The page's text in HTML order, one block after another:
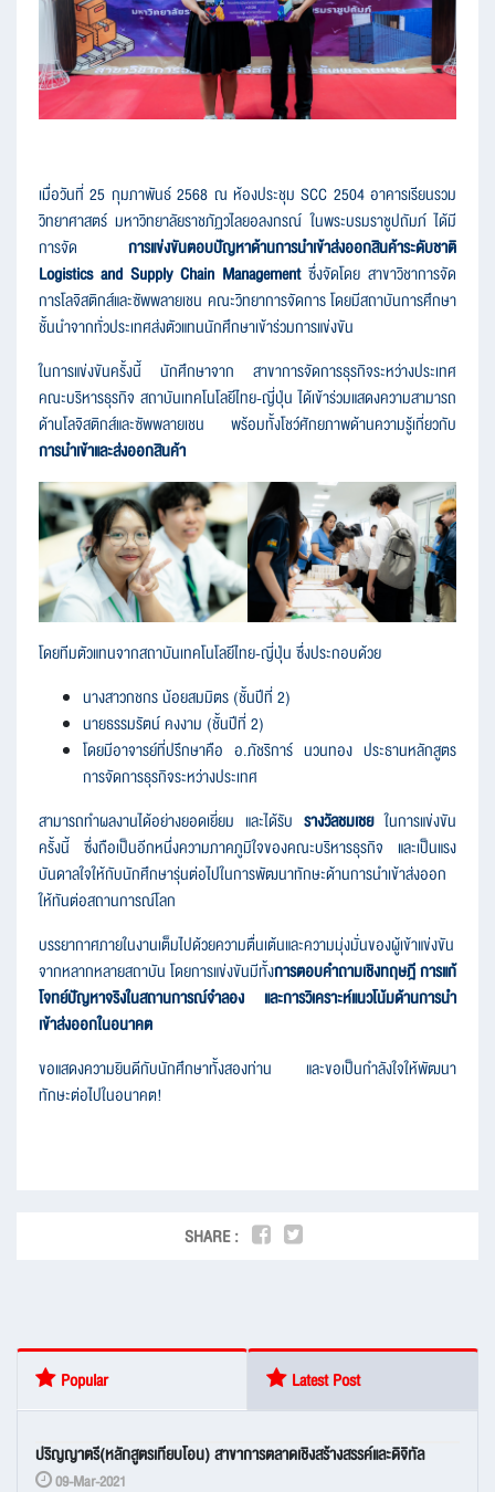
เมื่อวันที่ 25 กุมภาพันธ์ 2568 ณ ห้องประชุม SCC 2504 อาคารเรียนรวม
วิทยาศาสตร์ มหาวิทยาลัยราชภัฏวไลยอลงกรณ์ ในพระบรมราชูปถัมภ์ ได้มี
การจัด การแข่งขันตอบปัญหาด้านการนำเข้าส่งออกสินค้าระดับชาติ
Logistics and Supply Chain Management ซึ่งจัดโดย สาขาวิชาการจัด
การโลจิสติกส์และซัพพลายเชน คณะวิทยาการจัดการ โดยมีสถาบันการศึกษา
ชั้นนำจากทั่วประเทศส่งตัวแทนนักศึกษาเข้าร่วมการแข่งขัน
ในการแข่งขันครั้งนี้ นักศึกษาจาก สาขาการจัดการธุรกิจระหว่างประเทศ
คณะบริหารธุรกิจ สถาบันเทคโนโลยีไทย-ญี่ปุ่น ได้เข้าร่วมแสดงความสามารถ
ด้านโลจิสติกส์และซัพพลายเชน พร้อมทั้งโชว์ศักยภาพด้านความรู้เกี่ยวกับ
การนำเข้าและส่งออกสินค้า
โดยทีมตัวแทนจากสถาบันเทคโนโลยีไทย-ญี่ปุ่น ซึ่งประกอบด้วย
นางสาวกชกร น้อยสมมิตร (ชั้นปีที่ 2)
นายธรรมรัตน์ คงงาม (ชั้นปีที่ 2)
โดยมีอาจารย์ที่ปรึกษาคือ อ.ภัชริการ์ นวนทอง ประธานหลักสูตร
การจัดการธุรกิจระหว่างประเทศ
สามารถทำผลงานได้อย่างยอดเยี่ยม และได้รับ รางวัลชมเชยในการแข่งขัน
ครั้งนี้ ซึ่งถือเป็นอีกหนึ่งความภาคภูมิใจของคณะบริหารธุรกิจ และเป็นแรง
บันดาลใจให้กับนักศึกษารุ่นต่อไปในการพัฒนาทักษะด้านการนำเข้าส่งออก
ให้ทันต่อสถานการณ์โลก
บรรยากาศภายในงานเต็มไปด้วยความตื่นเต้นและความมุ่งมั่นของผู้เข้าแข่งขัน
จากหลากหลายสถาบัน โดยการแข่งขันมีทั้งการตอบคำถามเชิงทฤษฎี การแก้
โจทย์ปัญหาจริงในสถานการณ์จำลอง และการวิเคราะห์แนวโน้มด้านการนำ
เข้าส่งออกในอนาคต
ขอแสดงความยินดีกับนักศึกษาทั้งสองท่าน และขอเป็นกำลังใจให้พัฒนา
ทักษะต่อไปในอนาคต!
SHARE :
Popular Latest Post
ปริญญาตรี(หลักสูตรเทียบโอน) สาขาการตลาดเชิงสร้างสรรค์และดิจิทัล
09-Mar-2021